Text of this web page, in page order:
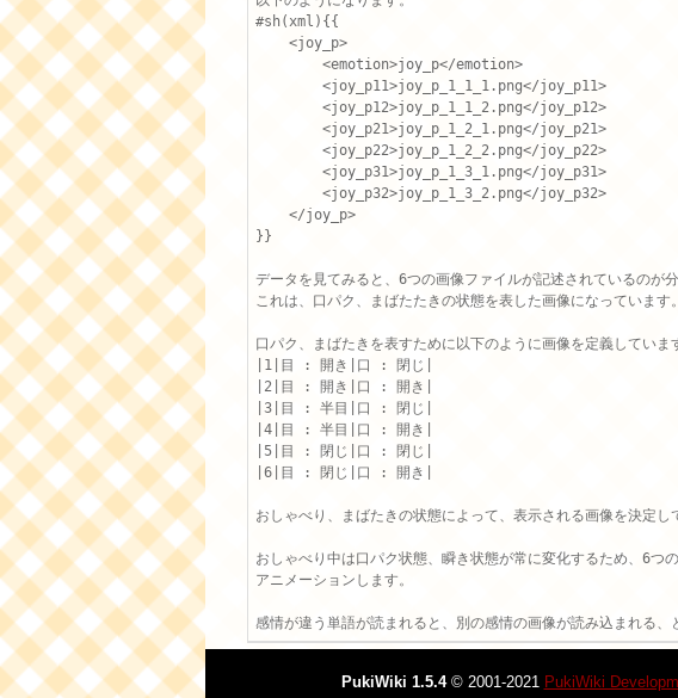
#sh(xml){{
    <joy_p>
        <emotion>joy_p</emotion>
        <joy_p11>joy_p_1_1_1.png</joy_p11>
        <joy_p12>joy_p_1_1_2.png</joy_p12>
        <joy_p21>joy_p_1_2_1.png</joy_p21>
        <joy_p22>joy_p_1_2_2.png</joy_p22>
        <joy_p31>joy_p_1_3_1.png</joy_p31>
        <joy_p32>joy_p_1_3_2.png</joy_p32>
    </joy_p>
}}
データを見てみると、6つの画像ファイルが記述されているのが分
これは、口パク、まばたたきの状態を表した画像になっています。
口パク、まばたきを表すために以下のように画像を定義していま
|1|目 : 開き|口 : 閉じ|
|2|目 : 開き|口 : 開き|
|3|目 : 半目|口 : 閉じ|
|4|目 : 半目|口 : 開き|
|5|目 : 閉じ|口 : 閉じ|
|6|目 : 閉じ|口 : 開き|
おしゃべり、まばたきの状態によって、表示される画像を決定し
おしゃべり中は口パク状態、瞬き状態が常に変化するため、6つ
アニメーションします。
PukiWiki 1.5.4© 2001-2021 PukiWiki